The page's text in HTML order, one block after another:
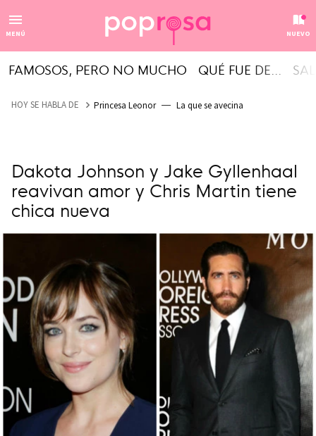
MENÚ NUEVO
FAMOSOS, PERO NO MUCHO QUÉ FUE DE...
HOY SE HABLA DE Princesa Leonor La que se avecina
Dakota Johnson y Jake Gyllenhaal
reavivan amor y Chris Martin tiene
chica nueva